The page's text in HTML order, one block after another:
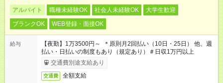
アルバイト 職種未経験OK 社会人未経験OK
大学生歓迎
ブランクOK
WEB登録・面接OK
給与
【夜勤】1万3500円～ ＊原則月2回払い（10日・25日） 他、週
払い・日払いの制度もあり（規定あり）＃日収1万円以上
交通費別途支給あり
交通費 全額支給